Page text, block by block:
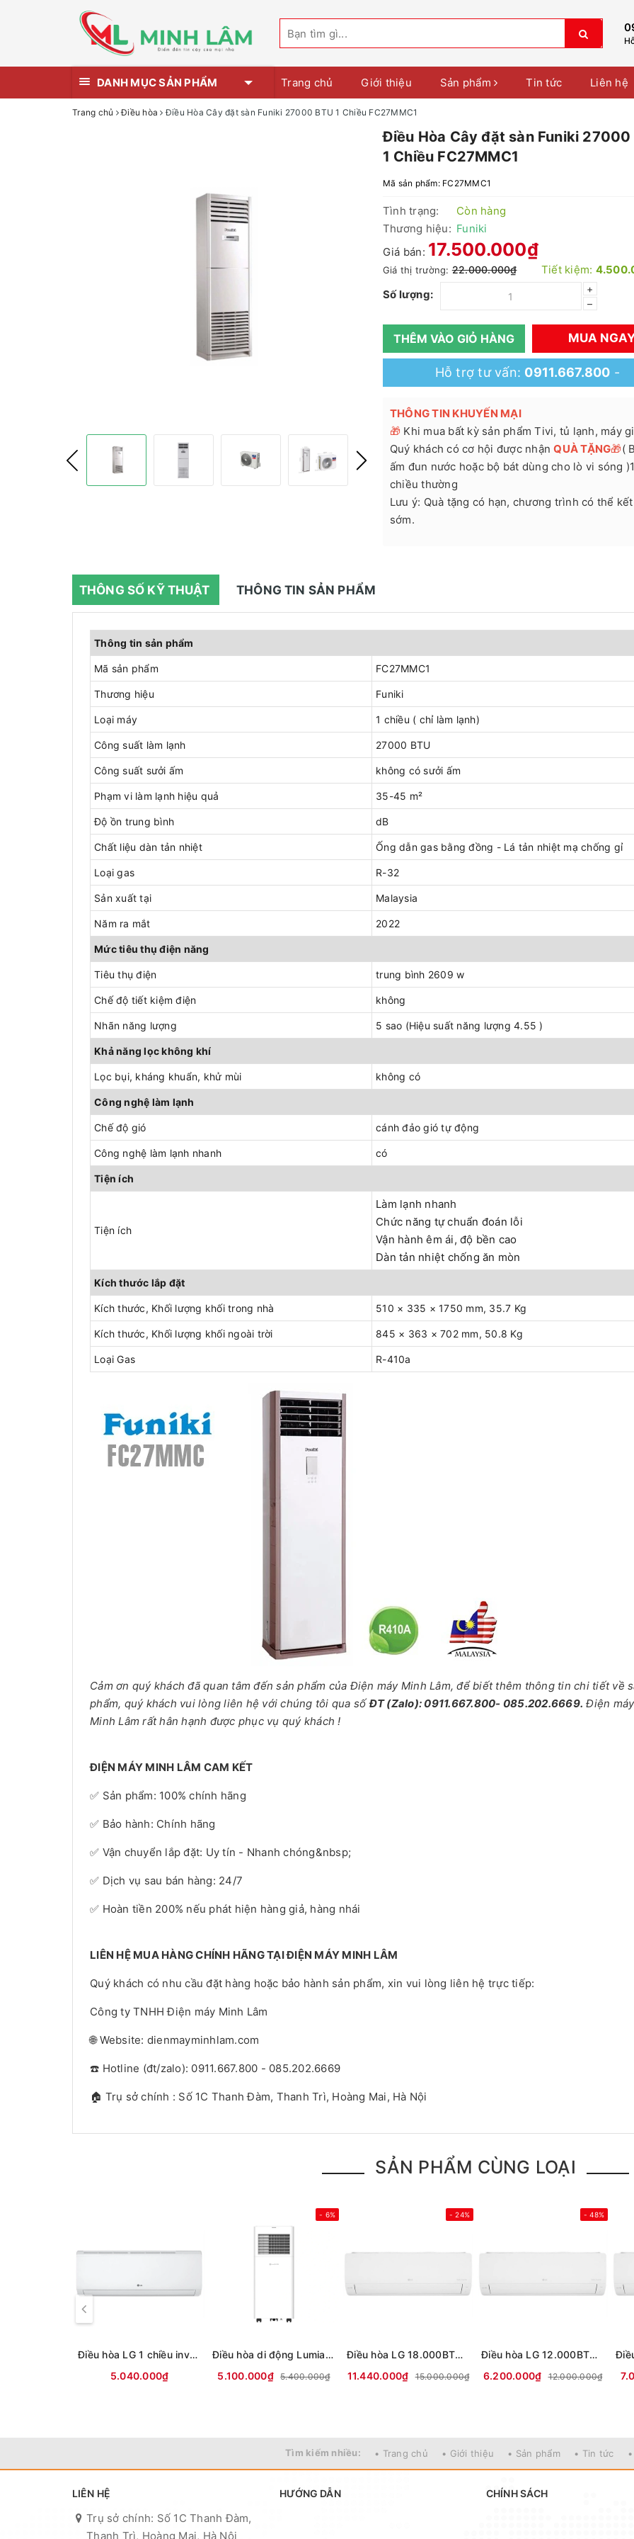
DANH MỤC SẢN PHẨM Trang chủ Giới thiệu Sản phẩm Tin tức Liên hệ
Trang chủ Điều hòa Điều Hòa Cây đặt sàn Funiki 27000 BTU 1 Chiều FC27MMC1
Điều Hòa Cây đặt sàn Funiki 27000
1 Chiều FC27MMC1
Mã sản phẩm: FC27MMC1
Tình trạng:
Còn hàng
Thương hiệu: Funiki
Giá bán: 17.500.000₫
Giá thị trường:22.000.000₫ Tiết kiệm:
Số lượng:
+
–
THÊM VÀO GIỎ HÀNG MUA
Hỗ trợ tư vấn: 0911.667.800 -
THÔNG TIN KHUYẾN MẠI
🎁 Khi mua bất kỳ sản phẩm Tivi, tủ lạnh, máy
Quý khách có cơ hội được nhậnQUÀ TẶNG🎁(
ấm đun nước hoặc bộ bát dùng cho lò vi sóng )1
chiều thường
Lưu ý: Quà tặng có hạn, chương trình có thể
sớm.
THÔNG SỐ KỸ THUẬT THÔNG TIN SẢN PHẨM
Thông tin sản phẩm
Mã sản phẩm FC27MMC1
Thương hiệu Funiki
Loại máy 1 chiều ( chỉ làm lạnh)
Công suất làm lạnh 27000 BTU
Công suất sưởi ấm không có sưởi ấm
Phạm vi làm lạnh hiệu quả 35-45 m²
Độ ồn trung bình dB
Chất liệu dàn tản nhiệt Ống dẫn gas bằng đồng - Lá tản nhiệt mạ chống gỉ
Loại gas R-32
Sản xuất tại Malaysia
Năm ra mắt 2022
Mức tiêu thụ điện năng
Tiêu thụ điện trung bình 2609 w
Chế độ tiết kiệm điện không
Nhãn năng lượng 5 sao (Hiệu suất năng lượng 4.55 )
Khả năng lọc không khí
Lọc bụi, kháng khuẩn, khử mùi không có
Công nghệ làm lạnh
Chế độ gió cánh đảo gió tự động
Công nghệ làm lạnh nhanh có
Tiện ích
Tiện ích
Làm lạnh nhanh
Chức năng tự chuẩn đoán lỗi
Vận hành êm ái, độ bền cao
Dàn tản nhiệt chống ăn mòn
Kích thước lắp đặt
Kích thước, Khối lượng khối trong nhà 510 × 335 × 1750 mm, 35.7 Kg
Kích thước, Khối lượng khối ngoài trời 845 × 363 × 702 mm, 50.8 Kg
Loại Gas R-410a
Cảm ơn quý khách đã quan tâm đến sản phẩm của Điện máy Minh Lâm, để biết thêm thông tin chi tiết về
phẩm, quý khách vui lòng liên hệ với chúng tôi qua sốĐT (Zalo): 0911.667.800- 085.202.6669. Điện máy
Minh Lâm rất hân hạnh được phục vụ quý khách !
ĐIỆN MÁY MINH LÂM CAM KẾT
✅ Sản phẩm: 100% chính hãng
✅ Bảo hành: Chính hãng
✅ Vận chuyển lắp đặt: Uy tín - Nhanh chóng&nbsp;
✅ Dịch vụ sau bán hàng: 24/7
✅ Hoàn tiền 200% nếu phát hiện hàng giả, hàng nhái
LIÊN HỆ MUA HÀNG CHÍNH HÃNG TẠI ĐIỆN MÁY MINH LÂM
Quý khách có nhu cầu đặt hàng hoặc bảo hành sản phẩm, xin vui lòng liên hệ trực tiếp:
Công ty TNHH Điện máy Minh Lâm
🌐 Website: dienmayminhlam.com
☎️ Hotline (đt/zalo): 0911.667.800 - 085.202.6669
🏠 Trụ sở chính : Số 1C Thanh Đàm, Thanh Trì, Hoàng Mai, Hà Nội
SẢN PHẨM CÙNG LOẠI
Điều hòa LG 1 chiều inverter 9000Btu IFC09M1 (mới 2026)
5.040.000₫
- 6%
Điều hòa di động Lumias PAC-26
5.100.000₫
5.400.000₫
- 24%
Điều hòa LG 18.000BTU 1 chiều Inverter IEC18M2 mới 2026
11.440.000₫
15.000.000₫
- 48%
Điều hòa LG 12.000BTU 1 chiều Inverter IEC12M2 mới 2026
6.200.000₫
12.000.000₫
Tìm kiếm nhiều: • Trang chủ • Giới thiệu • Sản phẩm • Tin tức
LIÊN HỆ
Trụ sở chính: Số 1C Thanh Đàm,
Thanh Trì, Hoàng Mai, Hà Nội
HƯỚNG DẪN CHÍNH SÁCH